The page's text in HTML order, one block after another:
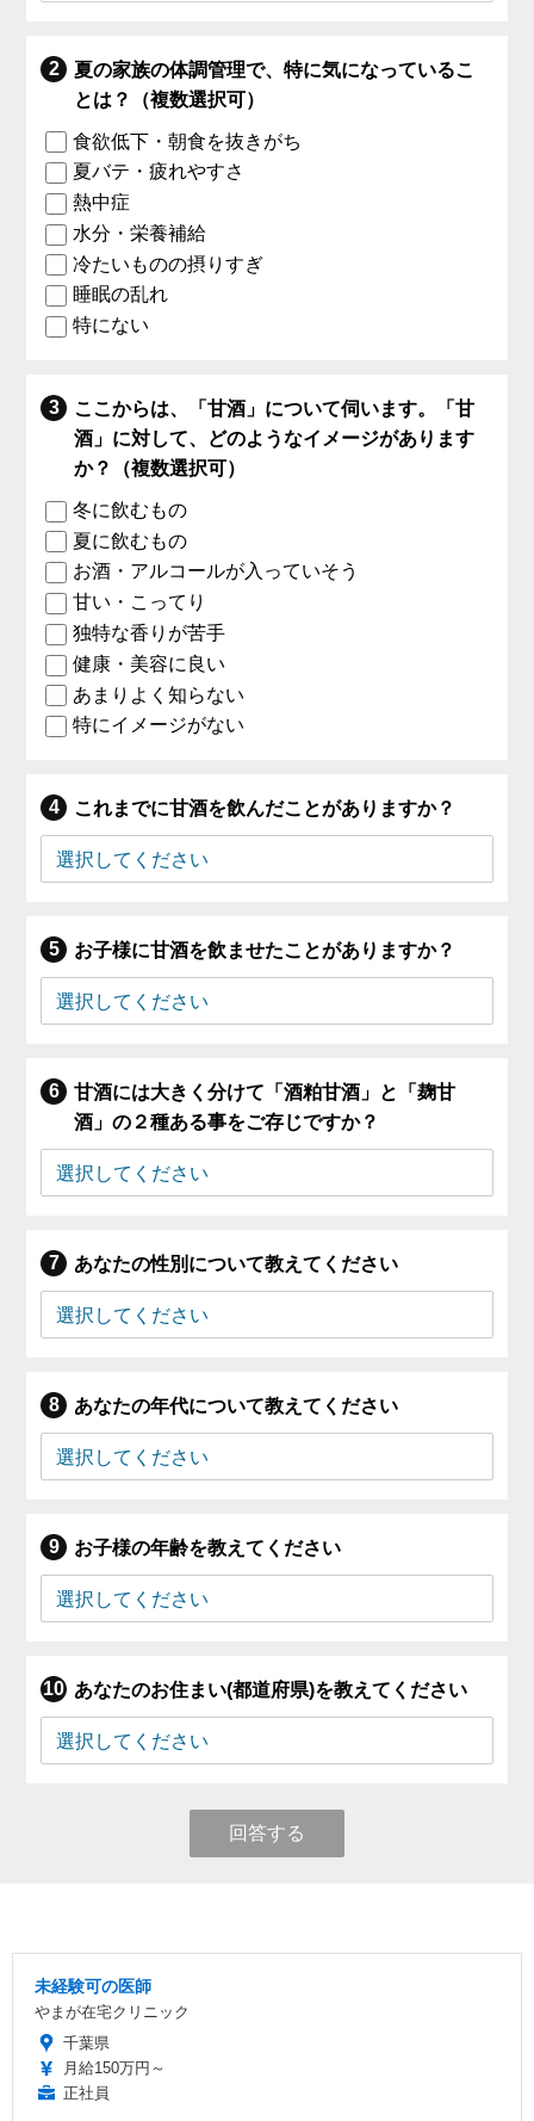
夏の家族の体調管理で、特に気になっているこ
とは？（複数選択可）
食欲低下・朝食を抜きがち
夏バテ・疲れやすさ
熱中症
水分・栄養補給
冷たいものの摂りすぎ
睡眠の乱れ
特にない
ここからは、「甘酒」について伺います。「甘
酒」に対して、どのようなイメージがあります
か？（複数選択可）
冬に飲むもの
夏に飲むもの
お酒・アルコールが入っていそう
甘い・こってり
独特な香りが苦手
健康・美容に良い
あまりよく知らない
特にイメージがない
これまでに甘酒を飲んだことがありますか？
お子様に甘酒を飲ませたことがありますか？
甘酒には大きく分けて「酒粕甘酒」と「麹甘
酒」の２種ある事をご存じですか？
あなたの性別について教えてください
あなたの年代について教えてください
お子様の年齢を教えてください
あなたのお住まい(都道府県)を教えてください
回答する
未経験可の医師
やまが在宅クリニック
千葉県
月給150万円～
正社員